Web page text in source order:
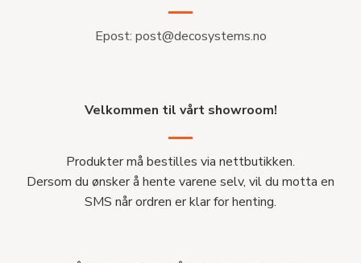
Epost: post@decosystems.no
Velkommen til vårt showroom!
Produkter må bestilles via nettbutikken.
Dersom du ønsker å hente varene selv, vil du motta en
SMS når ordren er klar for henting.